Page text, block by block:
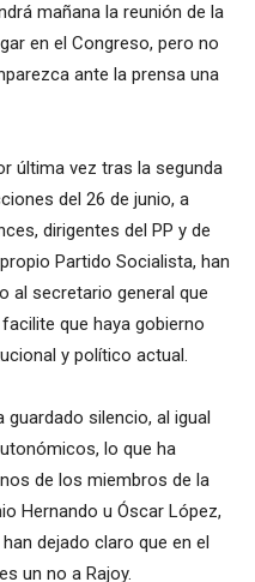
mañana la reunión de la
en el Congreso, pero no
ante la prensa una
última vez tras la segunda
del 26 de junio, a
dirigentes del PP y de
Partido Socialista, han
al secretario general que
que haya gobierno
y político actual.
silencio, al igual
lo que ha
de los miembros de la
Hernando u Óscar López,
dejado claro que en el
un no a Rajoy.